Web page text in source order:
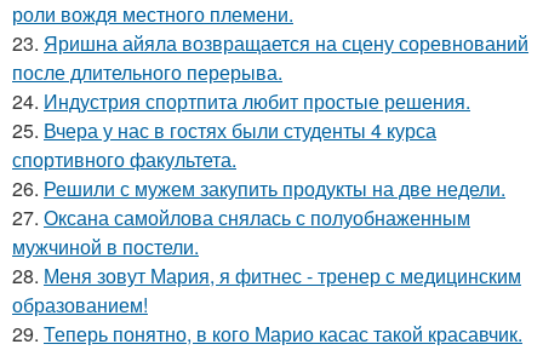
роли вождя местного племени.
23. Яришна айяла возвращается на сцену соревнований
после длительного перерыва.
24. Индустрия спортпита любит простые решения.
25. Вчера у нас в гостях были студенты 4 курса
спортивного факультета.
26. Решили с мужем закупить продукты на две недели.
27. Оксана самойлова снялась с полуобнаженным
мужчиной в постели.
28. Меня зовут Мария, я фитнес - тренер с медицинским
образованием!
29. Теперь понятно, в кого Марио касас такой красавчик.